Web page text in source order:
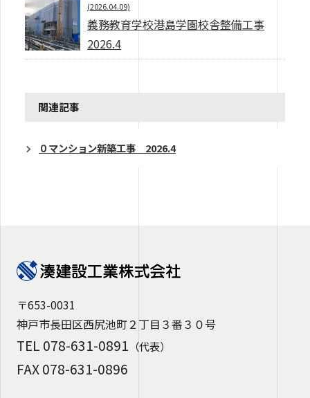
(2026.04.09)
義務教育学校港島学園校舎整備工事
2026.4
関連記事
０マンション新築工事 2026.4
〒653-0031
神戸市長田区西尻池町２丁目３番３０号
TEL 078-631-0891 （代表）
FAX 078-631-0896